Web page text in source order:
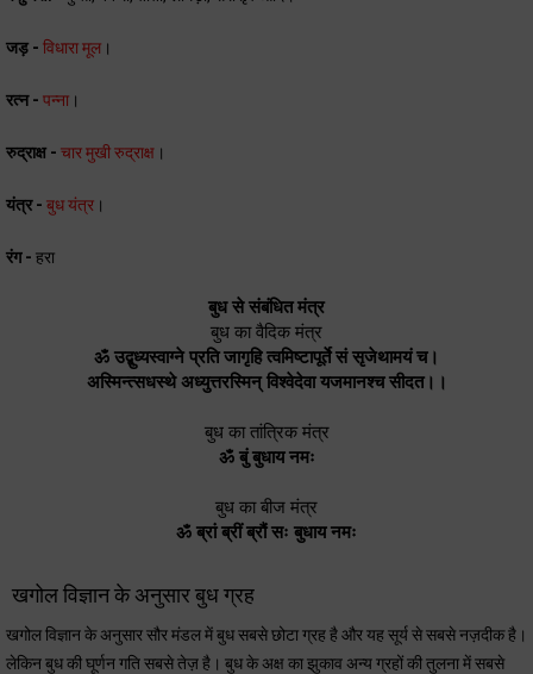
जड़ - विधारा मूल ।
रत्न - पन्ना ।
रुद्राक्ष - चार मुखी रुद्राक्ष ।
यंत्र - बुध यंत्र ।
रंग - हरा
बुध से संबंधित मंत्र
बुध का वैदिक मंत्र
ॐ उद्बुध्यस्वाग्ने प्रति जागृहि त्वमिष्टापूर्ते सं सृजेथामयं च।
अस्मिन्त्सधस्‍थे अध्‍युत्तरस्मिन् विश्वेदेवा यजमानश्च सीदत।।
बुध का तांत्रिक मंत्र
ॐ बुं बुधाय नमः
बुध का बीज मंत्र
ॐ ब्रां ब्रीं ब्रौं सः बुधाय नमः
खगोल विज्ञान के अनुसार बुध ग्रह
खगोल विज्ञान के अनुसार सौर मंडल में बुध सबसे छोटा ग्रह है और यह सूर्य से सबसे नज़दीक है।
लेकिन बुध की घूर्णन गति सबसे तेज़ है। बुध के अक्ष का झुकाव अन्य ग्रहों की तुलना में सबसे